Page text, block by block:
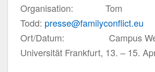
Organisation: Tom
Todd: presse@familyconflict.eu
Ort/Datum: Campus
Universität Frankfurt, 13. – 15.